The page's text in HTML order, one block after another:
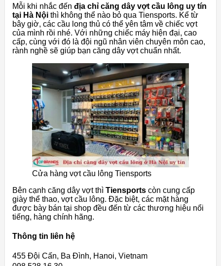
Mỗi khi nhắc đến địa chỉ căng dây vợt cầu lông uy tín
tại Hà Nội thì không thể nào bỏ qua Tiensports. Kể từ
bây giờ, các cầu long thủ có thể yên tâm về chiếc vợt
của mình rồi nhé. Với những chiếc máy hiện đại, cao
cấp, cùng với đó là đội ngũ nhân viên chuyên môn cao,
rành nghề sẽ giúp bạn căng dây vợt chuẩn nhất.
Cửa hàng vợt cầu lông Tiensports
Bên cạnh căng dây vợt thì Tiensports còn cung cấp
giày thể thao, vợt cầu lông. Đặc biệt, các mặt hàng
được bày bán tại shop đều đến từ các thương hiệu nổi
tiếng, hàng chính hãng.
Thông tin liên hệ
455 Đội Cấn, Ba Đình, Hanoi, Vietnam